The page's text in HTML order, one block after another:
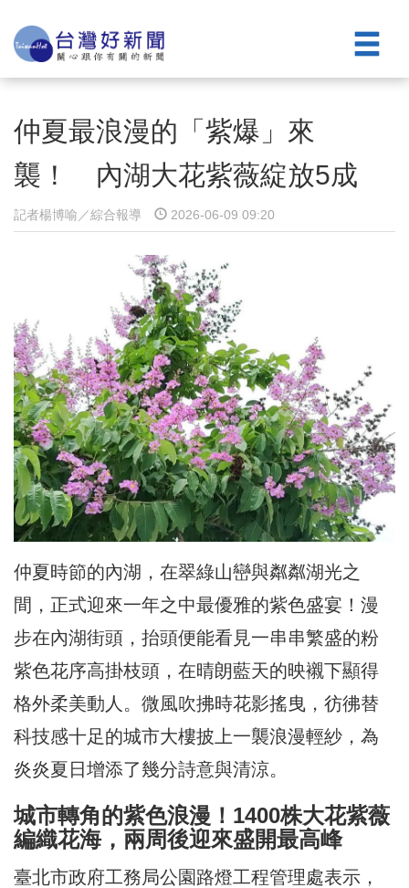
仲夏最浪漫的「紫爆」來
襲！ 內湖大花紫薇綻放5成
記者楊博喻／綜合報導 2026-06-09 09:20
仲夏時節的內湖，在翠綠山巒與粼粼湖光之
間，正式迎來一年之中最優雅的紫色盛宴！漫
步在內湖街頭，抬頭便能看見一串串繁盛的粉
紫色花序高掛枝頭，在晴朗藍天的映襯下顯得
格外柔美動人。微風吹拂時花影搖曳，彷彿替
科技感十足的城市大樓披上一襲浪漫輕紗，為
炎炎夏日增添了幾分詩意與清涼。
城市轉角的紫色浪漫！1400株大花紫薇
編織花海，兩周後迎來盛開最高峰
臺北市政府工務局公園路燈工程管理處表示，